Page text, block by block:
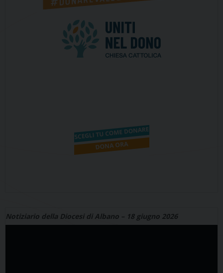
Notiziario della Diocesi di Albano – 18 giugno 2026